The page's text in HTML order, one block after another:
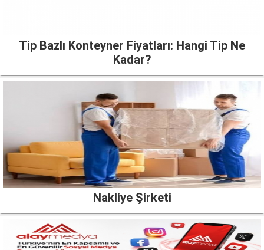
Tip Bazlı Konteyner Fiyatları: Hangi Tip Ne
Kadar?
Nakliye Şirketi